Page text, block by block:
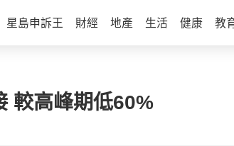
星島申訴王 財經 地產 生活 健康 教
較高峰期低60%